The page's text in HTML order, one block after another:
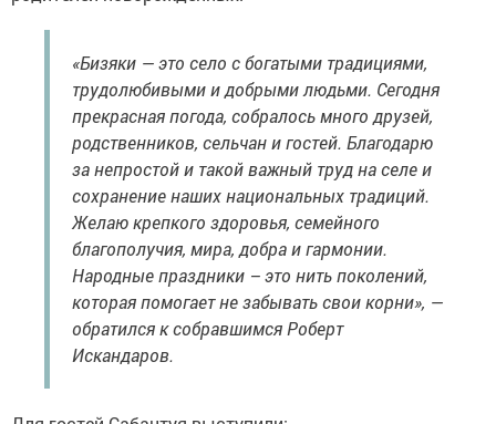
«Бизяки — это село с богатыми традициями,
трудолюбивыми и добрыми людьми. Сегодня
прекрасная погода, собралось много друзей,
родственников, сельчан и гостей. Благодарю
за непростой и такой важный труд на селе и
сохранение наших национальных традиций.
Желаю крепкого здоровья, семейного
благополучия, мира, добра и гармонии.
Народные праздники – это нить поколений,
которая помогает не забывать свои корни», —
обратился к собравшимся Роберт
Искандаров.